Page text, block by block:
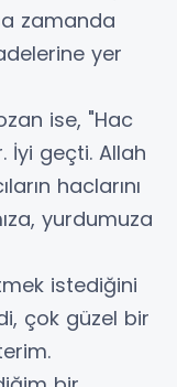
zamanda
yer
ise, "Hac
İyi geçti. Allah
haclarını
yurdumuza
istediğini
çok güzel bir